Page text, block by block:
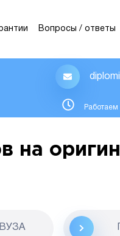
Вопросы / ответы
на
ВУЗА